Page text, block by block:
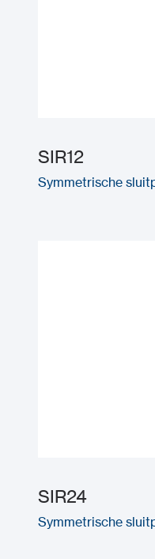
SIR12
Symmetrische
SIR24
Symmetrische